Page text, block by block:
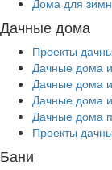
Дачные дома
Проекты
Дачные дома
Дачные дома
Дачные дома
Дачные дома
Проекты
Бани